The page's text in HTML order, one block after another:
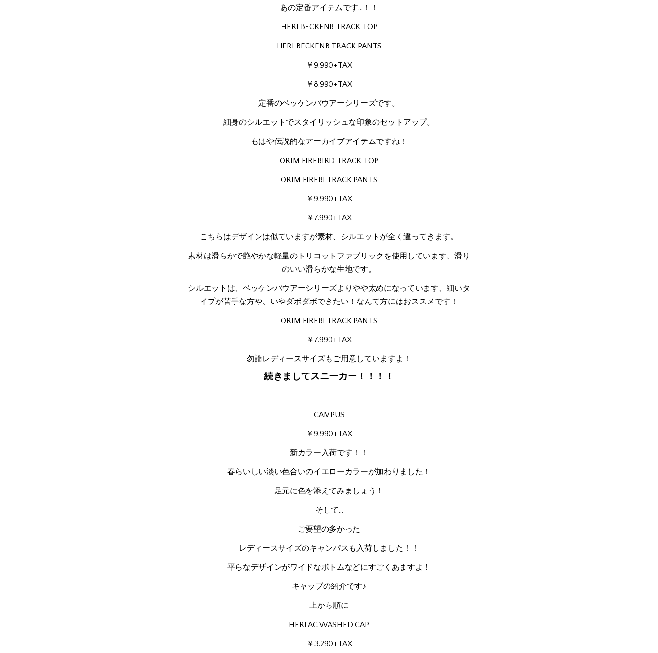
あの定番アイテムです…！！
HERI BECKENB TRACK TOP
HERI BECKENB TRACK PANTS
￥9.990+TAX
￥8.990+TAX
定番のベッケンバウアーシリーズです。
細身のシルエットでスタイリッシュな印象のセットアップ。
もはや伝説的なアーカイブアイテムですね！
ORIM FIREBIRD TRACK TOP
ORIM FIREBI TRACK PANTS
￥9.990+TAX
￥7.990+TAX
こちらはデザインは似ていますが素材、シルエットが全く違ってきます。
素材は滑らかで艶やかな軽量のトリコットファブリックを使用しています、滑り
のいい滑らかな生地です。
シルエットは、ベッケンバウアーシリーズよりやや太めになっています、細いタ
イプが苦手な方や、いやダボダボできたい！なんて方にはおススメです！
ORIM FIREBI TRACK PANTS
￥7.990+TAX
勿論レディースサイズもご用意していますよ！
続きましてスニーカー！！！！
CAMPUS
￥9.990+TAX
新カラー入荷です！！
春らいしい淡い色合いのイエローカラーが加わりました！
足元に色を添えてみましょう！
そして…
ご要望の多かった
レディースサイズのキャンパスも入荷しました！！
平らなデザインがワイドなボトムなどにすごくあますよ！
キャップの紹介です♪
上から順に
HERI AC WASHED CAP
￥3.290+TAX